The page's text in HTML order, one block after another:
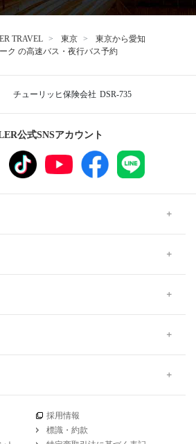
TRAVEL 東京
東京から愛知
ク の高速バス・夜行バス予約
チューリッヒ保険会社 DSR-735
公式SNSアカウント
採用情報
標識・約款